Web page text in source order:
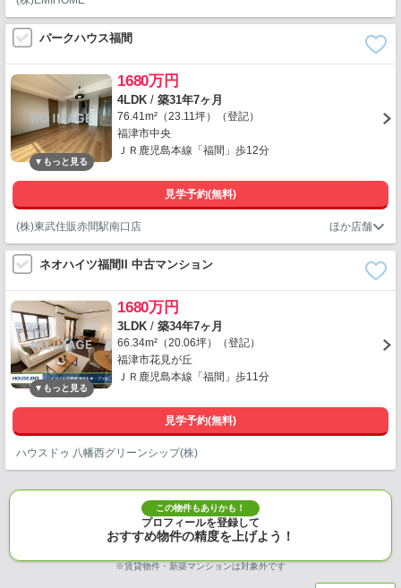
パークハウス福間
1680万円
4LDK / 築31年7ヶ月
76.41m²（23.11坪）（登記）
福津市中央
ＪＲ鹿児島本線「福間」歩12分
見学予約(無料)
(株)東武住販赤間駅南口店
ネオハイツ福間II 中古マンション
1680万円
3LDK / 築34年7ヶ月
66.34m²（20.06坪）（登記）
福津市花見が丘
ＪＲ鹿児島本線「福間」歩11分
見学予約(無料)
ハウスドゥ 八幡西グリーンシップ(株)
この物件もありかも！
プロフィールを登録して
おすすめ物件の精度を上げよう！
※賃貸物件・新築マンションは対象外です